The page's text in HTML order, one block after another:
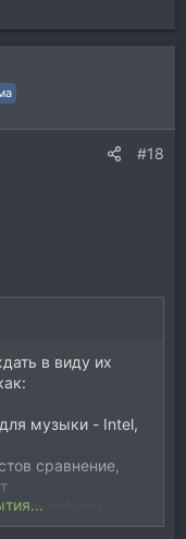
#18
в виду их
музыки - Intel,
сравнение,
или
или Sonar или